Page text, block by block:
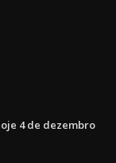
4 de dezembro